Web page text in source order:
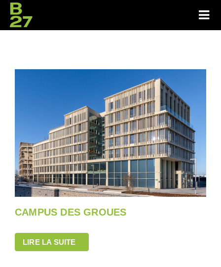
CAMPUS DES GROUES
LIRE LA SUITE